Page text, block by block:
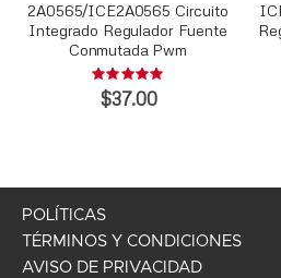
2A0565/ICE2A0565 Circuito
Integrado Regulador Fuente
Conmutada Pwm
Rating:
0%
$37.00
POLÍTICAS
TÉRMINOS Y CONDICIONES
AVISO DE PRIVACIDAD